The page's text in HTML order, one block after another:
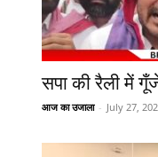
सपा की रैली में
आज का उजाला - July 27,